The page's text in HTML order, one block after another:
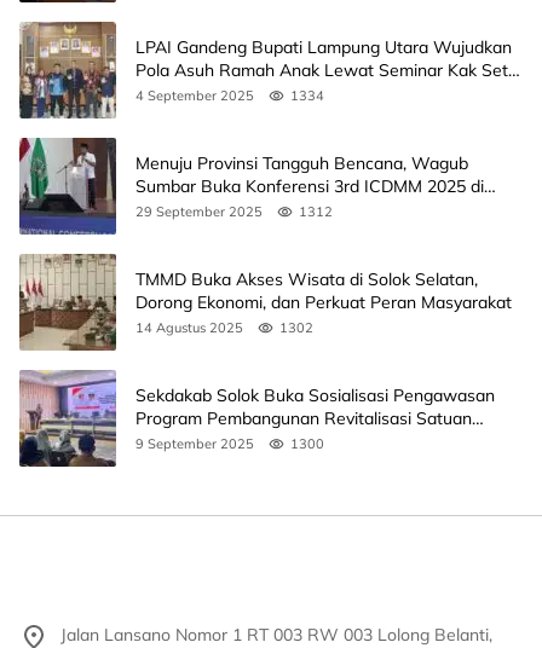
LPAI Gandeng Bupati Lampung Utara Wujudkan
Pola Asuh Ramah Anak Lewat Seminar Kak Seto,
Ini Jadwalnya
4 September 2025 1334
Menuju Provinsi Tangguh Bencana, Wagub
Sumbar Buka Konferensi 3rd ICDMM 2025 di
Unand
29 September 2025 1312
TMMD Buka Akses Wisata di Solok Selatan,
Dorong Ekonomi, dan Perkuat Peran Masyarakat
14 Agustus 2025 1302
Sekdakab Solok Buka Sosialisasi Pengawasan
Program Pembangunan Revitalisasi Satuan
Pendidikan
9 September 2025 1300
Jalan Lansano Nomor 1 RT 003 RW 003 Lolong Belanti,